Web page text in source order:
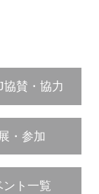
協賛・協力
・参加
ント一覧